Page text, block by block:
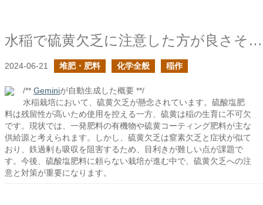
水稲で硫黄欠乏に注意した方が良さそうだ
2024-06-21 堆肥・肥料 化学全般 稲作
/** Geminiが自動生成した概要 **/
水稲栽培において、硫黄欠乏が懸念されています。硫酸塩肥
料は残留性が高いため使用を控える一方、硫黄は稲の生育に不可欠
です。現状では、一発肥料の有機物や硫黄コーティング肥料が主な
供給源と考えられます。しかし、硫黄欠乏は窒素欠乏と症状が似て
おり、鉄過剰も吸収を阻害するため、目利きが難しい点が課題で
す。今後、硫酸塩肥料に頼らない栽培が進む中で、硫黄欠乏への注
意と対策が重要になります。